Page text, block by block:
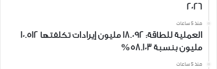
2026
منذ 5 ساعات
العملية للطاقة: 18.092 مليون إيرادات تكلفتها 10.512
مليون بنسبة 58.103%
منذ 5 ساعات